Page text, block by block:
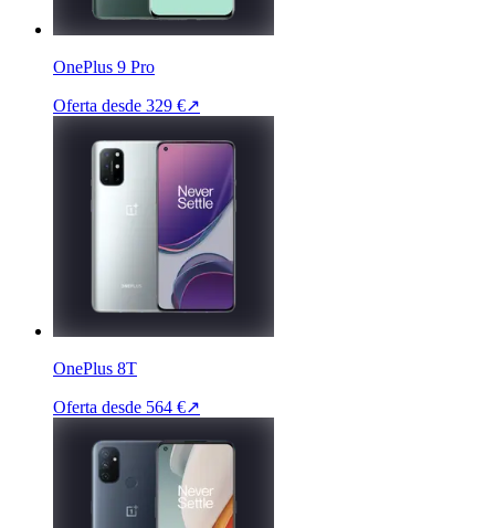
OnePlus 9 Pro
Oferta desde 329 €↗
OnePlus 8T
Oferta desde 564 €↗